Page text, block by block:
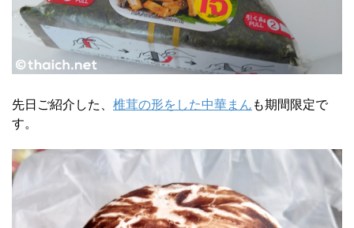
先日ご紹介した、 椎茸の形をした中華まん も期間限定で
す。